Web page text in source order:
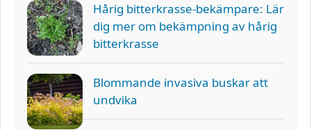
Hårig bitterkrasse-bekämpare: Lär
dig mer om bekämpning av hårig
bitterkrasse
Blommande invasiva buskar att
undvika